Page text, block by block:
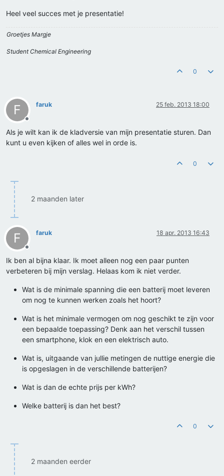
Heel veel succes met je presentatie!
Groetjes Margje
Student Chemical Engineering
0
F
Offline
faruk 25 feb. 2013 18:00
Als je wilt kan ik de kladversie van mijn presentatie sturen. Dan
kunt u even kijken of alles wel in orde is.
0
2 maanden later
F
Offline
faruk 18 apr. 2013 16:43
Ik ben al bijna klaar. Ik moet alleen nog een paar punten
verbeteren bij mijn verslag. Helaas kom ik niet verder.
Wat is de minimale spanning die een batterij moet leveren
om nog te kunnen werken zoals het hoort?
Wat is het minimale vermogen om nog geschikt te zijn voor
een bepaalde toepassing? Denk aan het verschil tussen
een smartphone, klok en een elektrisch auto.
Wat is, uitgaande van jullie metingen de nuttige energie die
is opgeslagen in de verschillende batterijen?
Wat is dan de echte prijs per kWh?
Welke batterij is dan het best?
0
2 maanden eerder